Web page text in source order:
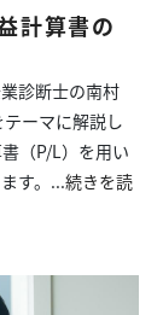
計算書の
診断士の南村
ーマに解説し
（P/L）を用い
す。...続きを読